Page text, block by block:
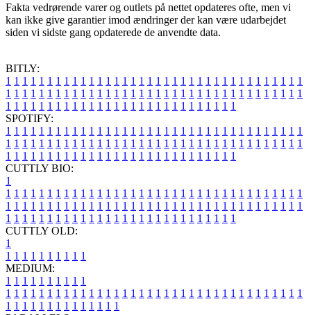
Fakta vedrørende varer og outlets på nettet opdateres ofte, men vi
kan ikke give garantier imod ændringer der kan være udarbejdet
siden vi sidste gang opdaterede de anvendte data.
BITLY:
1 1 1 1 1 1 1 1 1 1 1 1 1 1 1 1 1 1 1 1 1 1 1 1 1 1 1 1 1 1 1 1 1 1 1 1
1 1 1 1 1 1 1 1 1 1 1 1 1 1 1 1 1 1 1 1 1 1 1 1 1 1 1 1 1 1 1 1 1 1 1 1
1 1 1 1 1 1 1 1 1 1 1 1 1 1 1 1 1 1 1 1 1 1 1 1 1 1 1 1
SPOTIFY:
1 1 1 1 1 1 1 1 1 1 1 1 1 1 1 1 1 1 1 1 1 1 1 1 1 1 1 1 1 1 1 1 1 1 1 1
1 1 1 1 1 1 1 1 1 1 1 1 1 1 1 1 1 1 1 1 1 1 1 1 1 1 1 1 1 1 1 1 1 1 1 1
1 1 1 1 1 1 1 1 1 1 1 1 1 1 1 1 1 1 1 1 1 1 1 1 1 1 1 1
CUTTLY BIO:
1
1 1 1 1 1 1 1 1 1 1 1 1 1 1 1 1 1 1 1 1 1 1 1 1 1 1 1 1 1 1 1 1 1 1 1 1
1 1 1 1 1 1 1 1 1 1 1 1 1 1 1 1 1 1 1 1 1 1 1 1 1 1 1 1 1 1 1 1 1 1 1 1
1 1 1 1 1 1 1 1 1 1 1 1 1 1 1 1 1 1 1 1 1 1 1 1 1 1 1 1
CUTTLY OLD:
1
1 1 1 1 1 1 1 1 1 1
MEDIUM:
1 1 1 1 1 1 1 1 1 1
1 1 1 1 1 1 1 1 1 1 1 1 1 1 1 1 1 1 1 1 1 1 1 1 1 1 1 1 1 1 1 1 1 1 1 1
1 1 1 1 1 1 1 1 1 1 1 1 1 1